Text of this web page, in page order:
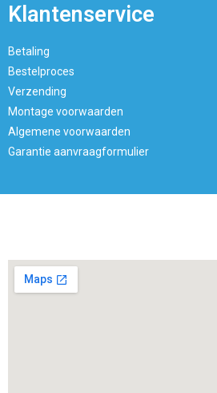
Klantenservice
Betaling
Bestelproces
Verzending
Montage voorwaarden
Algemene voorwaarden
Garantie aanvraagformulier